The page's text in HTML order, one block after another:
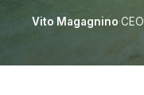
Vito Magagnino·CEO